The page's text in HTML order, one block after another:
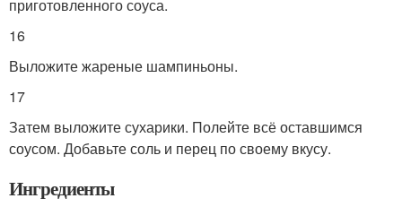
приготовленного соуса.
16
Выложите жареные шампиньоны.
17
Затем выложите сухарики. Полейте всё оставшимся
соусом. Добавьте соль и перец по своему вкусу.
Ингредиенты